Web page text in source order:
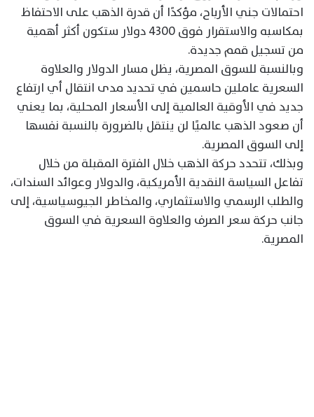
احتمالات جني الأرباح، مؤكدًا أن قدرة الذهب على الاحتفاظ
بمكاسبه والاستقرار فوق 4300 دولار ستكون أكثر أهمية
من تسجيل قمم جديدة.
وبالنسبة للسوق المصرية، يظل مسار الدولار والعلاوة
السعرية عاملين حاسمين في تحديد مدى انتقال أي ارتفاع
جديد في الأوقية العالمية إلى الأسعار المحلية، بما يعني
أن صعود الذهب عالميًا لن ينتقل بالضرورة بالنسبة نفسها
إلى السوق المصرية.
وبذلك، تتحدد حركة الذهب خلال الفترة المقبلة من خلال
تفاعل السياسة النقدية الأمريكية، والدولار وعوائد السندات،
والطلب الرسمي والاستثماري، والمخاطر الجيوسياسية، إلى
جانب حركة سعر الصرف والعلاوة السعرية في السوق
المصرية.